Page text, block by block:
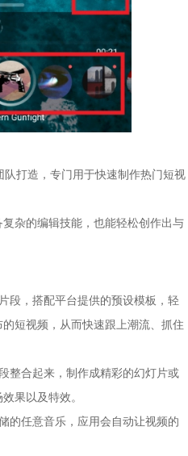
打造，专门用于快速制作热门短视
杂的编辑技能，也能轻松创作出与
段，搭配平台提供的预设模板，轻
短视频，从而快速跟上潮流、抓住
整合起来，制作成精彩的幻灯片或
果以及特效。
的任意音乐，应用会自动让视频的